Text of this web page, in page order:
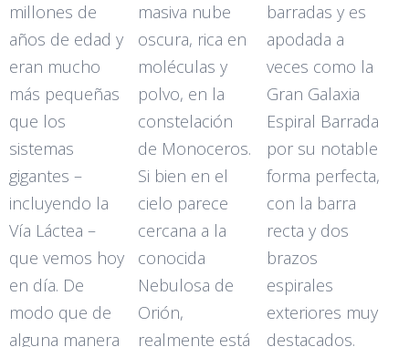
millones de
años de edad y
eran mucho
más pequeñas
que los
sistemas
gigantes –
incluyendo la
Vía Láctea –
que vemos hoy
en día. De
modo que de
alguna manera
masiva nube
oscura, rica en
moléculas y
polvo, en la
constelación
de Monoceros.
Si bien en el
cielo parece
cercana a la
conocida
Nebulosa de
Orión,
realmente está
barradas y es
apodada a
veces como la
Gran Galaxia
Espiral Barrada
por su notable
forma perfecta,
con la barra
recta y dos
brazos
espirales
exteriores muy
destacados.